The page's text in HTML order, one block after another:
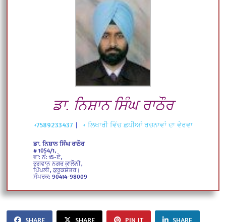
ਡਾ. ਨਿਸ਼ਾਨ ਸਿੰਘ ਰਾਠੌਰ
+7589233437 | + ਲਿਖਾਰੀ ਵਿੱਚ ਛਪੀਆਂ ਰਚਨਾਵਾਂ ਦਾ ਵੇਰਵਾ
ਡਾ. ਨਿਸ਼ਾਨ ਸਿੰਘ ਰਾਠੌਰ
# 1054/1,
ਵਾ: ਨੰ: 15-ਏ,
ਭਗਵਾਨ ਨਗਰ ਕਾਲੌਨੀ,
ਪਿੱਪਲੀ, ਕੁਰੂਕਸ਼ੇਤਰ।
ਸੰਪਰਕ: 90414-98009
SHARE SHARE PIN IT SHARE